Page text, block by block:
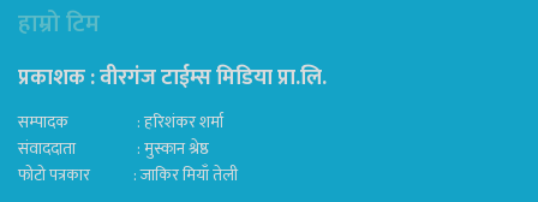
हाम्रो टिम
प्रकाशक : वीरगंज टाईम्स मिडिया प्रा‍.लि.
सम्पादक : हरिशंकर शर्मा
संवाददाता : मुस्कान श्रेष्ठ
फोटो पत्रकार : जाकिर मियाँ तेली